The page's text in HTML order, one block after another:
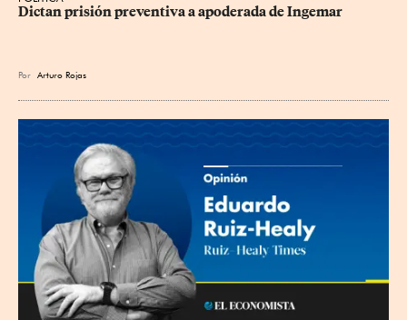
Dictan prisión preventiva a apoderada de Ingemar
Por Arturo Rojas